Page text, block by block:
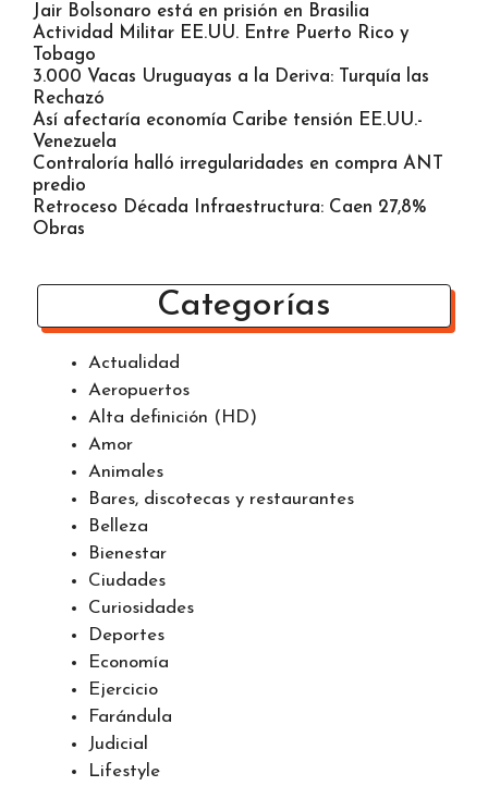
Jair Bolsonaro está en prisión en Brasilia
Actividad Militar EE.UU. Entre Puerto Rico y
Tobago
3.000 Vacas Uruguayas a la Deriva: Turquía las
Rechazó
Así afectaría economía Caribe tensión EE.UU.-
Venezuela
Contraloría halló irregularidades en compra ANT
predio
Retroceso Década Infraestructura: Caen 27,8%
Obras
Categorías
Actualidad
Aeropuertos
Alta definición (HD)
Amor
Animales
Bares, discotecas y restaurantes
Belleza
Bienestar
Ciudades
Curiosidades
Deportes
Economía
Ejercicio
Farándula
Judicial
Lifestyle